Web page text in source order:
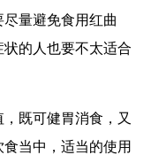
量避免食用红曲
的人也要不太适合
既可健胃消食，又
当中，适当的使用